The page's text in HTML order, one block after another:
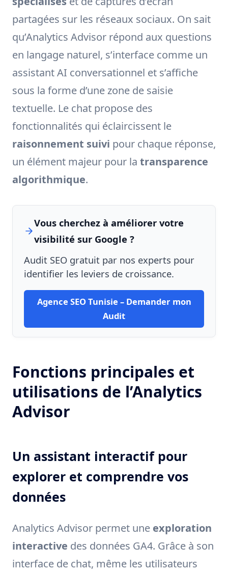
partagées sur les réseaux sociaux. On sait
qu’Analytics Advisor répond aux questions
en langage naturel, s’interface comme un
assistant AI conversationnel et s’affiche
sous la forme d’une zone de saisie
textuelle. Le chat propose des
fonctionnalités qui éclaircissent le
raisonnement suivi pour chaque réponse,
un élément majeur pour la transparence
algorithmique.
Vous cherchez à améliorer votre
visibilité sur Google ?
Audit SEO gratuit par nos experts pour
identifier les leviers de croissance.
Agence SEO Tunisie – Demander mon
Audit
Fonctions principales et
utilisations de l’Analytics
Advisor
Un assistant interactif pour
explorer et comprendre vos
données
Analytics Advisor permet une exploration
interactive des données GA4. Grâce à son
interface de chat, même les utilisateurs